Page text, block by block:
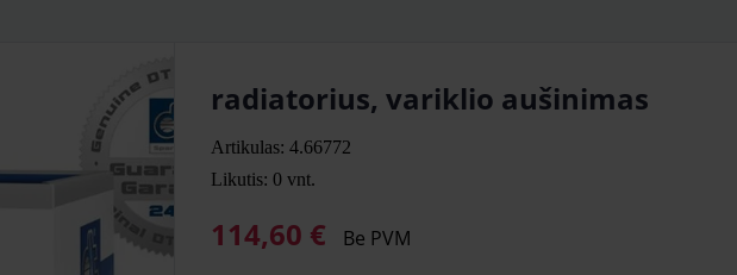
radiatorius, variklio aušinimas
Artikulas: 4.66772
Likutis: 0 vnt.
114,60 € Be PVM